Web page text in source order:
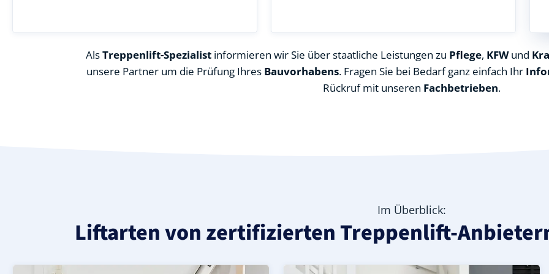
AlsTreppenlift-Spezialist informieren wir Sie über staatliche Leistungen zu Pflege, KFWund
unsere Partner um die Prüfung Ihres Bauvorhabens. Fragen Sie bei Bedarf ganz einfach Ihr
Rückruf mit unseren Fachbetrieben.
Im Überblick:
Liftarten von zertifizierten Treppenlift-